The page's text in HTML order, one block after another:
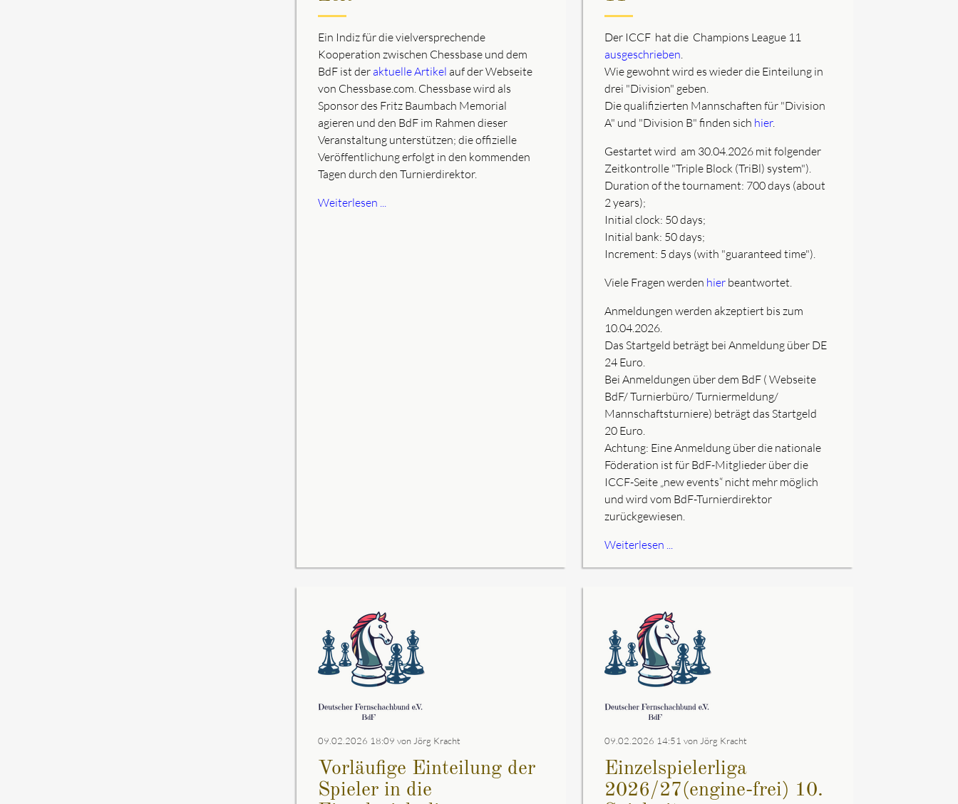
Ein Indiz für die vielversprechende
Kooperation zwischen Chessbase und dem
BdF ist deraktuelle Artikel auf der Webseite
von Chessbase.com. Chessbase wird als
Sponsor des Fritz Baumbach Memorial
agieren und den BdF im Rahmen dieser
Veranstaltung unterstützen; die offizielle
Veröffentlichung erfolgt in den kommenden
Tagen durch den Turnierdirektor.
Weiterlesen ...
Der ICCF hat die Champions League 11
ausgeschrieben
Wie gewohnt wird es wieder die Einteilung in
drei "Division" geben.
Die qualifizierten Mannschaften für "Division
A" und "Division B" finden sich hier.
Gestartet wird am 30.04.2026 mit folgender
Zeitkontrolle "Triple Block (TriBl) system").
Duration of the tournament: 700 days (about
2 years);
Initial clock: 50 days;
Initial bank: 50 days;
Increment: 5 days (with "guaranteed time").
Viele Fragen werden hier beantwortet.
Anmeldungen werden akzeptiert bis zum
10.04.2026.
Das Startgeld beträgt bei Anmeldung über DE
24 Euro.
Bei Anmeldungen über dem BdF ( Webseite
BdF/ Turnierbüro/ Turniermeldung/
Mannschaftsturniere) beträgt das Startgeld
20 Euro.
Achtung: Eine Anmeldung über die nationale
Föderation ist für BdF-Mitglieder über die
ICCF-Seite „new events“ nicht mehr möglich
und wird vom BdF-Turnierdirektor
zurückgewiesen.
Weiterlesen ...
09.02.2026 18:09 von Jörg Kracht
Vorläufige Einteilung der
Spieler in die
09.02.2026 14:51 von Jörg Kracht
Einzelspielerliga
2026/27(engine-frei) 10.